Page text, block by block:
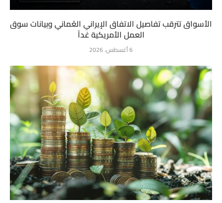
الأسواق تترقب تفاصيل الاتفاق الإيراني العُماني وبيانات سوق
العمل الأمريكية غداً
6 أغسطس، 2026